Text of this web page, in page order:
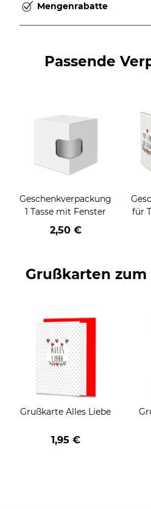
Mengenrabatte
Passende
Geschenkverpackung
1 Tasse mit Fenster
2,50 €
für
Grußkarten zum
Grußkarte Alles Liebe
1,95 €